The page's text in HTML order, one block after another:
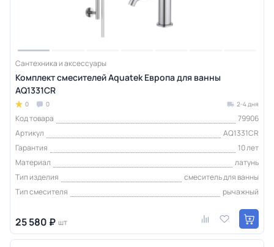
Сантехника и аксессуары
Комплект смесителей Aquatek Европа для ванны
AQ1331CR
0 0 2-4 дня
Код товара
79906
Артикул
AQ1331CR
Гарантия
10 лет
Материал
латунь
Тип изделия
смеситель для ванны
Тип смесителя
рычажный
25 580 ₽ шт